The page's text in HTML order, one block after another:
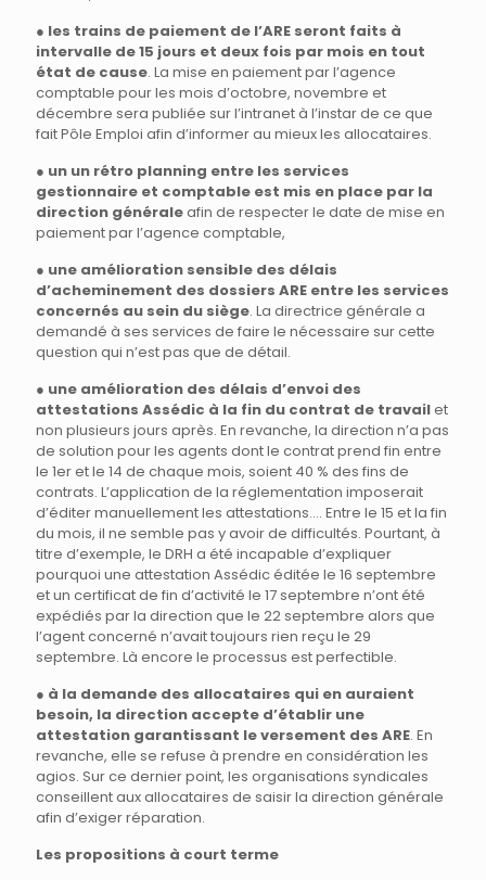
● les trains de paiement de l’ARE seront faits à
intervalle de 15 jours et deux fois par mois en tout
état de cause. La mise en paiement par l’agence
comptable pour les mois d’octobre, novembre et
décembre sera publiée sur l’intranet à l’instar de ce que
fait Pôle Emploi afin d’informer au mieux les allocataires.
● un un rétro planning entre les services
gestionnaire et comptable est mis en place par la
direction généraleafin de respecter le date de mise en
paiement par l’agence comptable,
● une amélioration sensible des délais
d’acheminement des dossiers ARE entre les services
concernés au sein du siège. La directrice générale a
demandé à ses services de faire le nécessaire sur cette
question qui n’est pas que de détail.
● une amélioration des délais d’envoi des
attestations Assédic à la fin du contrat de travailet
non plusieurs jours après. En revanche, la direction n’a pas
de solution pour les agents dont le contrat prend fin entre
le 1er et le 14 de chaque mois, soient 40 % des fins de
contrats. L’application de la réglementation imposerait
d’éditer manuellement les attestations…. Entre le 15 et la fin
du mois, il ne semble pas y avoir de difficultés. Pourtant, à
titre d’exemple, le DRH a été incapable d’expliquer
pourquoi une attestation Assédic éditée le 16 septembre
et un certificat de fin d’activité le 17 septembre n’ont été
expédiés par la direction que le 22 septembre alors que
l’agent concerné n’avait toujours rien reçu le 29
septembre. Là encore le processus est perfectible.
● à la demande des allocataires qui en auraient
besoin, la direction accepte d’établir une
attestation garantissant le versement des ARE. En
revanche, elle se refuse à prendre en considération les
agios. Sur ce dernier point, les organisations syndicales
conseillent aux allocataires de saisir la direction générale
afin d’exiger réparation.
Les propositions à court terme